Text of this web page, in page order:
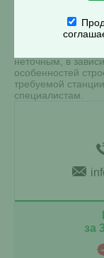
за
Данный расчет
залпового
приборами,
неточным, в
особенностей
требуемой
специалистам.